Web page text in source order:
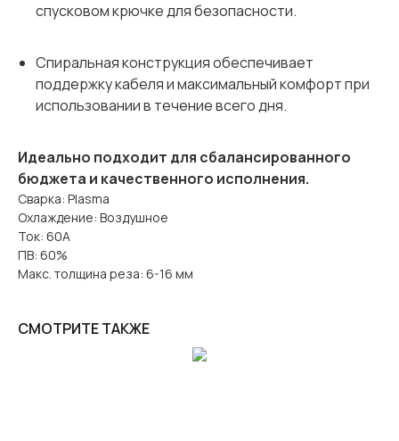
спусковом крючке для безопасности.
Спиральная конструкция обеспечивает
поддержку кабеля и максимальный комфорт при
использовании в течение всего дня.
Идеально подходит для сбалансированного
бюджета и качественного исполнения.
Сварка: Plasma
Охлаждение: Воздушное
Ток: 60A
ПВ: 60%
Макс. толщина реза: 6-16 мм
СМОТРИТЕ ТАКЖЕ